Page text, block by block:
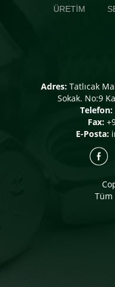
ÜRETİM
Adres: Tatlıcak
Sokak. No:9
Telefon:
Fax:
E-Posta:
Tüm